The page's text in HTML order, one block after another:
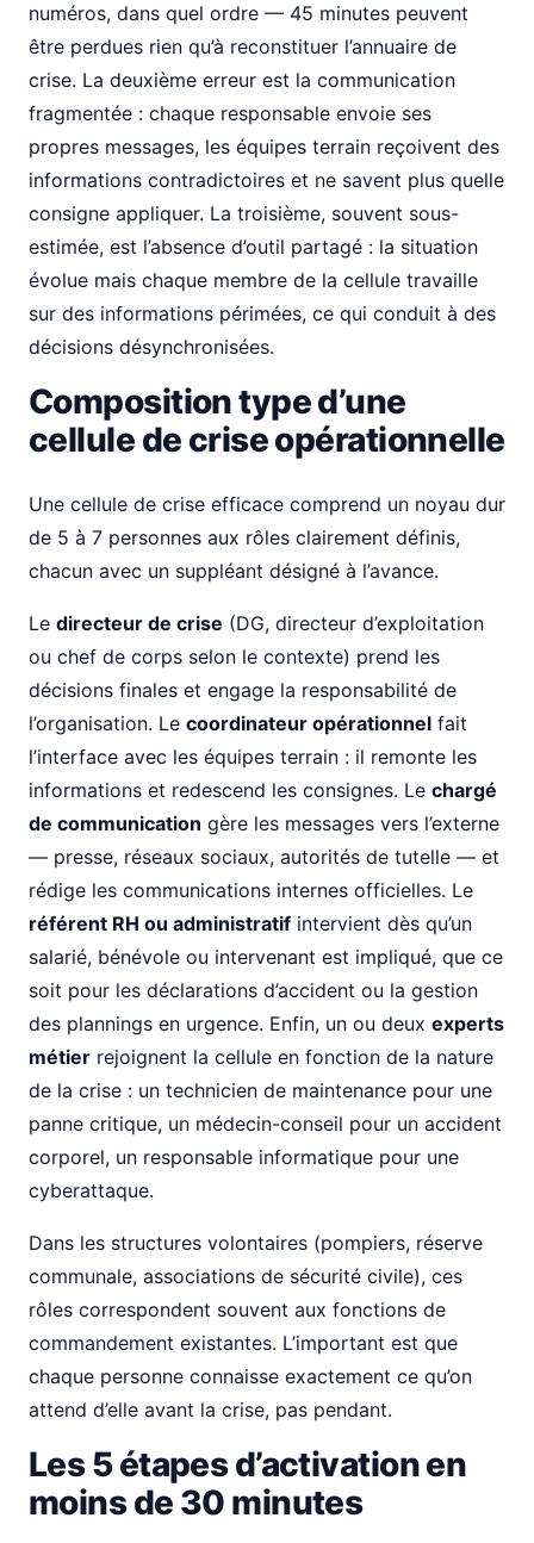
numéros, dans quel ordre — 45 minutes peuvent
être perdues rien qu’à reconstituer l’annuaire de
crise. La deuxième erreur est la communication
fragmentée : chaque responsable envoie ses
propres messages, les équipes terrain reçoivent des
informations contradictoires et ne savent plus quelle
consigne appliquer. La troisième, souvent sous-
estimée, est l’absence d’outil partagé : la situation
évolue mais chaque membre de la cellule travaille
sur des informations périmées, ce qui conduit à des
décisions désynchronisées.
Composition type d’une
cellule de crise opérationnelle
Une cellule de crise efficace comprend un noyau dur
de 5 à 7 personnes aux rôles clairement définis,
chacun avec un suppléant désigné à l’avance.
Le directeur de crise (DG, directeur d’exploitation
ou chef de corps selon le contexte) prend les
décisions finales et engage la responsabilité de
l’organisation. Le coordinateur opérationnel fait
l’interface avec les équipes terrain : il remonte les
informations et redescend les consignes. Le chargé
de communication gère les messages vers l’externe
— presse, réseaux sociaux, autorités de tutelle — et
rédige les communications internes officielles. Le
référent RH ou administratif intervient dès qu’un
salarié, bénévole ou intervenant est impliqué, que ce
soit pour les déclarations d’accident ou la gestion
des plannings en urgence. Enfin, un ou deux experts
métier rejoignent la cellule en fonction de la nature
de la crise : un technicien de maintenance pour une
panne critique, un médecin-conseil pour un accident
corporel, un responsable informatique pour une
cyberattaque.
Dans les structures volontaires (pompiers, réserve
communale, associations de sécurité civile), ces
rôles correspondent souvent aux fonctions de
commandement existantes. L’important est que
chaque personne connaisse exactement ce qu’on
attend d’elle avant la crise, pas pendant.
Les 5 étapes d’activation en
moins de 30 minutes